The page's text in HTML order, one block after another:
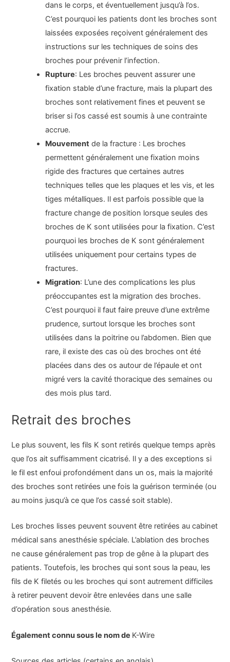
dans le corps, et éventuellement jusqu’à l’os.
C’est pourquoi les patients dont les broches sont
laissées exposées reçoivent généralement des
instructions sur les techniques de soins des
broches pour prévenir l’infection.
Rupture: Les broches peuvent assurer une
fixation stable d’une fracture, mais la plupart des
broches sont relativement fines et peuvent se
briser si l’os cassé est soumis à une contrainte
accrue.
Mouvement de la fracture : Les broches
permettent généralement une fixation moins
rigide des fractures que certaines autres
techniques telles que les plaques et les vis, et les
tiges métalliques. Il est parfois possible que la
fracture change de position lorsque seules des
broches de K sont utilisées pour la fixation. C’est
pourquoi les broches de K sont généralement
utilisées uniquement pour certains types de
fractures.
Migration: L’une des complications les plus
préoccupantes est la migration des broches.
C’est pourquoi il faut faire preuve d’une extrême
prudence, surtout lorsque les broches sont
utilisées dans la poitrine ou l’abdomen. Bien que
rare, il existe des cas où des broches ont été
placées dans des os autour de l’épaule et ont
migré vers la cavité thoracique des semaines ou
des mois plus tard.
Retrait des broches
Le plus souvent, les fils K sont retirés quelque temps après
que l’os ait suffisamment cicatrisé. Il y a des exceptions si
le fil est enfoui profondément dans un os, mais la majorité
des broches sont retirées une fois la guérison terminée (ou
au moins jusqu’à ce que l’os cassé soit stable).
Les broches lisses peuvent souvent être retirées au cabinet
médical sans anesthésie spéciale. L’ablation des broches
ne cause généralement pas trop de gêne à la plupart des
patients. Toutefois, les broches qui sont sous la peau, les
fils de K filetés ou les broches qui sont autrement difficiles
à retirer peuvent devoir être enlevées dans une salle
d’opération sous anesthésie.
Également connu sous le nom de K-Wire